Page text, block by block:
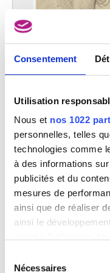
Consentement
Utilisation
Nous et nos 1022
personnelles, telles
technologies comme
à des informations
publicités et du
mesures de
ainsi que de réaliser
ainsi le
tout moment en
Nécessaires
Arrière-main et épaule d'un
Constantin Meunier